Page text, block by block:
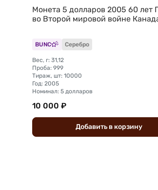
Монета 5 долларов 2005 60 лет
во Второй мировой войне
BUNC Серебро
Вес, г: 31,12
Проба: 999
Тираж, шт: 10000
Год: 2005
Номинал: 5 долларов
10 000 ₽
Добавить вкорзину